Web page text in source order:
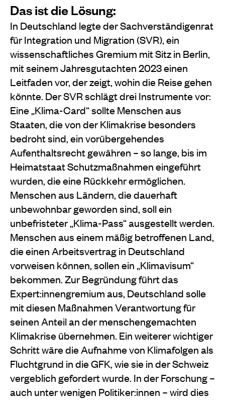
Das ist die Lösung:
In Deutschland legte der Sachverständigenrat
für Integration und Migration (SVR), ein
wissenschaftliches Gremium mit Sitz in Berlin,
mit seinem Jahresgutachten 2023 einen
Leitfaden vor, der zeigt, wohin die Reise gehen
könnte. Der SVR schlägt drei Instrumente vor:
Eine „Klima-Card“ sollte Menschen aus
Staaten, die von der Klimakrise besonders
bedroht sind, ein vorübergehendes
Aufenthaltsrecht gewähren – so lange, bis im
Heimatstaat Schutzmaßnahmen eingeführt
wurden, die eine Rückkehr ermöglichen.
Menschen aus Ländern, die dauerhaft
unbewohnbar geworden sind, soll ein
unbefristeter „Klima-Pass“ ausgestellt werden.
Menschen aus einem mäßig betroffenen Land,
die einen Arbeitsvertrag in Deutschland
vorweisen können, sollen ein „Klimavisum“
bekommen. Zur Begründung führt das
Expert:innengremium aus, Deutschland solle
mit diesen Maßnahmen Verantwortung für
seinen Anteil an der menschengemachten
Klimakrise übernehmen. Ein weiterer wichtiger
Schritt wäre die Aufnahme von Klimafolgen als
Fluchtgrund in die GFK, wie sie in der Schweiz
vergeblich gefordert wurde. In der Forschung –
auch unter wenigen Politiker:innen – wird dies